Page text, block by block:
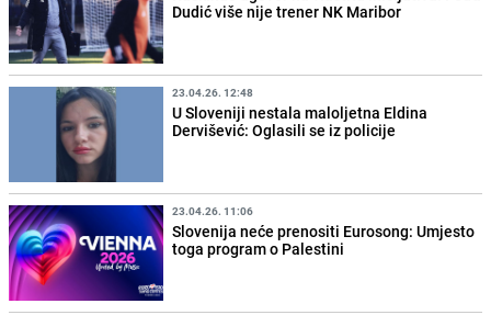
Dudić više nije trener NK Maribor
23.04.26. 12:48
U Sloveniji nestala maloljetna Eldina
Dervišević: Oglasili se iz policije
23.04.26. 11:06
Slovenija neće prenositi Eurosong: Umjesto
toga program o Palestini